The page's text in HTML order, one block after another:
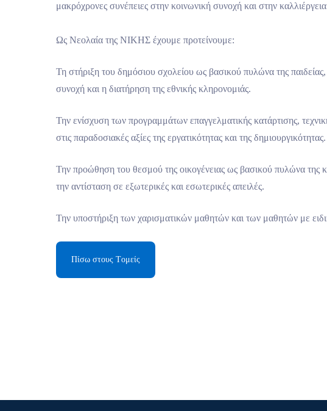
μακρόχρονες συνέπειες στην κοινωνική συνοχή και στην
Ως Νεολαία της ΝΙΚΗΣ έχουμε προτείνουμε:
Τη στήριξη του δημόσιου σχολείου ως βασικού πυλώνα της
συνοχή και η διατήρηση της εθνικής κληρονομιάς.
Την ενίσχυση των προγραμμάτων επαγγελματικής κατάρτισης,
στις παραδοσιακές αξίες της εργατικότητας και της δημιουργικότητας.
Την προώθηση του θεσμού της οικογένειας ως βασικού πυλώνα της
την αντίσταση σε εξωτερικές και εσωτερικές απειλές.
Την υποστήριξη των χαρισματικών μαθητών και των μαθητών με
Πίσω στους Tομείς